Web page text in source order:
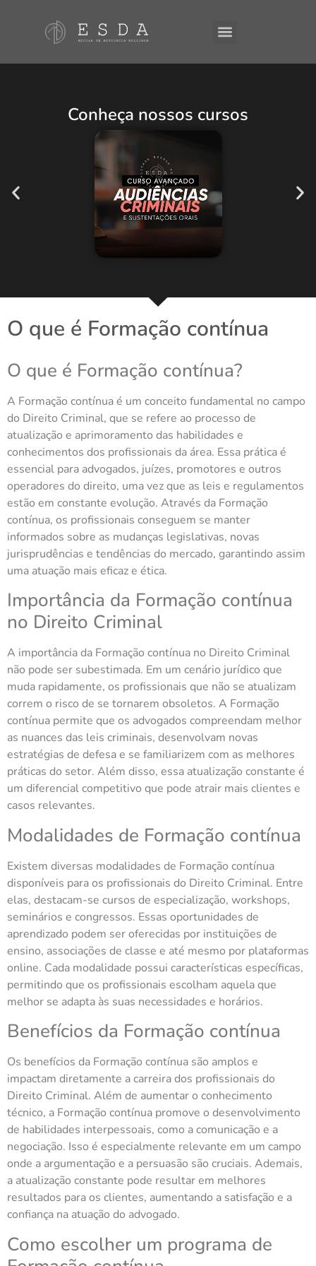
Conheça nossos cursos
O que é Formação contínua
O que é Formação contínua?
A Formação contínua é um conceito fundamental no campo
do Direito Criminal, que se refere ao processo de
atualização e aprimoramento das habilidades e
conhecimentos dos profissionais da área. Essa prática é
essencial para advogados, juízes, promotores e outros
operadores do direito, uma vez que as leis e regulamentos
estão em constante evolução. Através da Formação
contínua, os profissionais conseguem se manter
informados sobre as mudanças legislativas, novas
jurisprudências e tendências do mercado, garantindo assim
uma atuação mais eficaz e ética.
Importância da Formação contínua
no Direito Criminal
A importância da Formação contínua no Direito Criminal
não pode ser subestimada. Em um cenário jurídico que
muda rapidamente, os profissionais que não se atualizam
correm o risco de se tornarem obsoletos. A Formação
contínua permite que os advogados compreendam melhor
as nuances das leis criminais, desenvolvam novas
estratégias de defesa e se familiarizem com as melhores
práticas do setor. Além disso, essa atualização constante é
um diferencial competitivo que pode atrair mais clientes e
casos relevantes.
Modalidades de Formação contínua
Existem diversas modalidades de Formação contínua
disponíveis para os profissionais do Direito Criminal. Entre
elas, destacam-se cursos de especialização, workshops,
seminários e congressos. Essas oportunidades de
aprendizado podem ser oferecidas por instituições de
ensino, associações de classe e até mesmo por plataformas
online. Cada modalidade possui características específicas,
permitindo que os profissionais escolham aquela que
melhor se adapta às suas necessidades e horários.
Benefícios da Formação contínua
Os benefícios da Formação contínua são amplos e
impactam diretamente a carreira dos profissionais do
Direito Criminal. Além de aumentar o conhecimento
técnico, a Formação contínua promove o desenvolvimento
de habilidades interpessoais, como a comunicação e a
negociação. Isso é especialmente relevante em um campo
onde a argumentação e a persuasão são cruciais. Ademais,
a atualização constante pode resultar em melhores
resultados para os clientes, aumentando a satisfação e a
confiança na atuação do advogado.
Como escolher um programa de